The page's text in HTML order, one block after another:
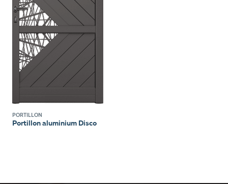
PORTILLON
Portillon aluminium Disco